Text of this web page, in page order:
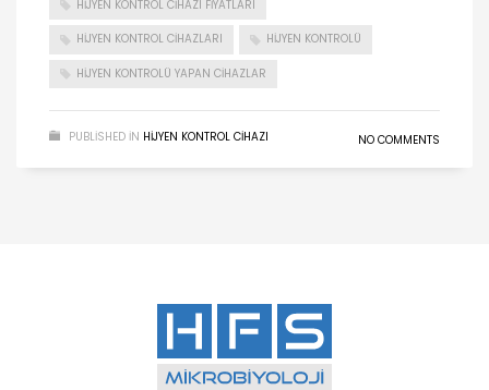
HIJYEN KONTROL CIHAZI FIYATLARI
HIJYEN KONTROL CIHAZLARI HIJYEN KONTROLÜ
HIJYEN KONTROLÜ YAPAN CIHAZLAR
PUBLISHED IN HIJYEN KONTROL CIHAZI NO COMMENTS